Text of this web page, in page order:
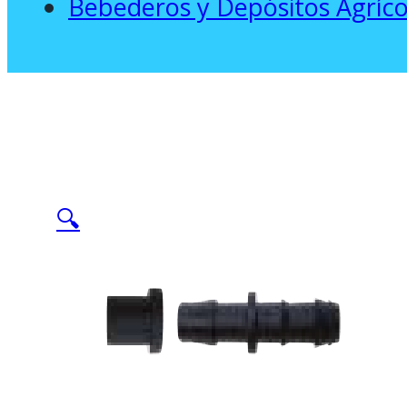
🔍